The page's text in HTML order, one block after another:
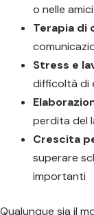
o nelle
Terapia di
Stress e
difficoltà di
perdita del
Crescita
superare
importanti
Qualunque sia il